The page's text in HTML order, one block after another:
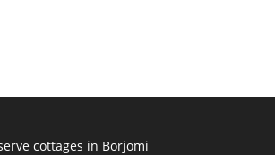
cottages in Borjomi